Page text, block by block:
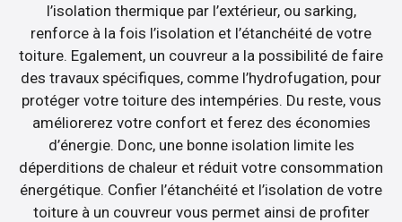
l’isolation thermique par l’extérieur, ou sarking,
renforce à la fois l’isolation et l’étanchéité de votre
toiture. Egalement, un couvreur a la possibilité de faire
des travaux spécifiques, comme l’hydrofugation, pour
protéger votre toiture des intempéries. Du reste, vous
améliorerez votre confort et ferez des économies
d’énergie. Donc, une bonne isolation limite les
déperditions de chaleur et réduit votre consommation
énergétique. Confier l’étanchéité et l’isolation de votre
toiture à un couvreur vous permet ainsi de profiter